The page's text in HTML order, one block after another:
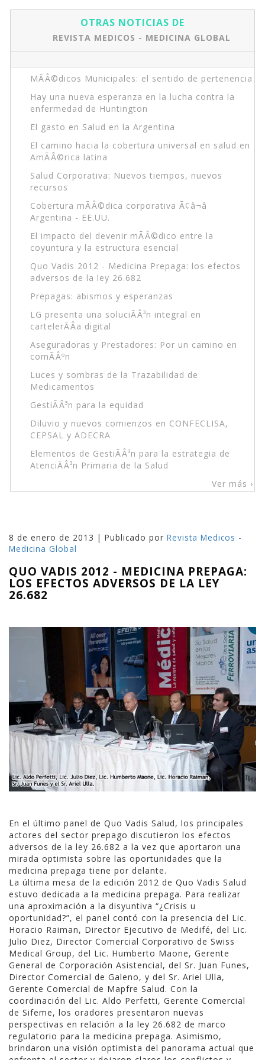
OTRAS NOTICIAS DE
REVISTA MEDICOS - MEDICINA GLOBAL
MÃÂ©dicos Municipales: el sentido de pertenencia
Hay una nueva esperanza en la lucha contra la
enfermedad de Huntington
El gasto en Salud en la Argentina
El camino hacia la cobertura universal en salud en
AmÃÂ©rica latina
Salud Corporativa: Nuevos tiempos, nuevos
recursos
Cobertura mÃÂ©dica corporativa Ã¢â¬â
Argentina - EE.UU.
El impacto del devenir mÃÂ©dico entre la
coyuntura y la estructura esencial
Quo Vadis 2012 - Medicina Prepaga: los efectos
adversos de la ley 26.682
Prepagas: abismos y esperanzas
LG presenta una soluciÃÂ³n integral en
cartelerÃÂ­a digital
Aseguradoras y Prestadores: Por un camino en
comÃÂºn
Luces y sombras de la Trazabilidad de
Medicamentos
GestiÃÂ³n para la equidad
Diluvio y nuevos comienzos en CONFECLISA,
CEPSAL y ADECRA
Elementos de GestiÃÂ³n para la estrategia de
AtenciÃÂ³n Primaria de la Salud
Ver más ›
8 de enero de 2013 | Publicado por Revista Medicos -
Medicina Global
QUO VADIS 2012 - MEDICINA PREPAGA:
LOS EFECTOS ADVERSOS DE LA LEY
26.682
En el último panel de Quo Vadis Salud, los principales
actores del sector prepago discutieron los efectos
adversos de la ley 26.682 a la vez que aportaron una
mirada optimista sobre las oportunidades que la
medicina prepaga tiene por delante.
La última mesa de la edición 2012 de Quo Vadis Salud
estuvo dedicada a la medicina prepaga. Para realizar
una aproximación a la disyuntiva “¿Crisis u
oportunidad?”, el panel contó con la presencia del Lic.
Horacio Raiman, Director Ejecutivo de Medifé, del Lic.
Julio Diez, Director Comercial Corporativo de Swiss
Medical Group, del Lic. Humberto Maone, Gerente
General de Corporación Asistencial, del Sr. Juan Funes,
Director Comercial de Galeno, y del Sr. Ariel Ulla,
Gerente Comercial de Mapfre Salud. Con la
coordinación del Lic. Aldo Perfetti, Gerente Comercial
de Sifeme, los oradores presentaron nuevas
perspectivas en relación a la ley 26.682 de marco
regulatorio para la medicina prepaga. Asimismo,
brindaron una visión optimista del panorama actual que